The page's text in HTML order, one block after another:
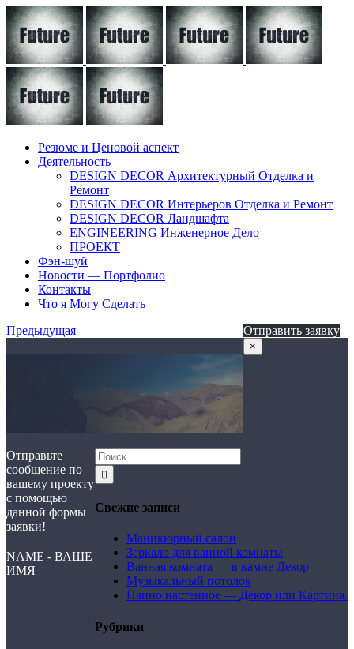
Резюме и Ценовой аспект
Деятельность
DESIGN DECOR Архитектурный Отделка и
Ремонт
DESIGN DECOR Интерьеров Отделка и Ремонт
DESIGN DECOR Ландшафта
ENGINEERING Инженерное Дело
ПРОЕКТ
Фэн-шуй
Новости — Портфолио
Контакты
Что я Могу Сделать
Предыдущая
Свежие записи
Маникюрный салон
Зеркало для ванной комнаты
Ванная комната — в камне Декор
Музыкальный потолок
Панно настенное — Декор или Картина.
Рубрики
Отправить заявку
×
Отправьте
сообщение по
вашему проекту
с помощью
данной формы
заявки!
NAME - ВАШЕ
ИМЯ